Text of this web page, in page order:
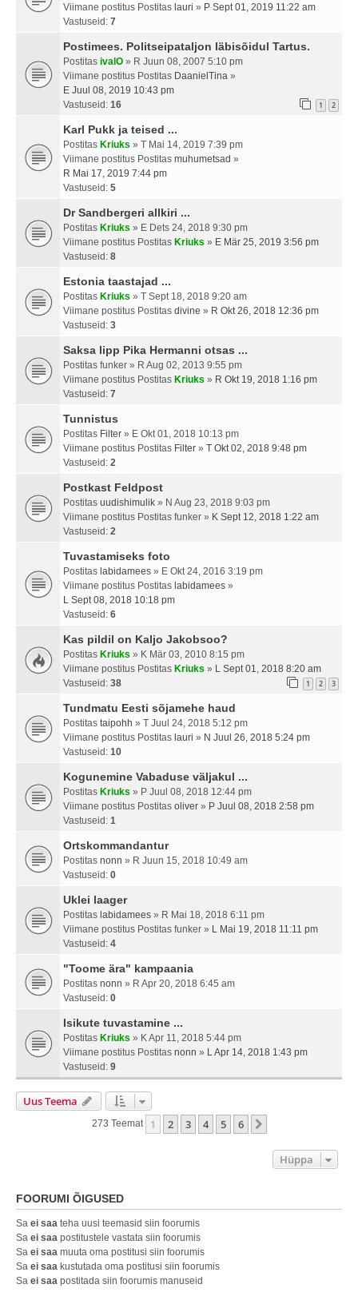
Viimane postitus Postitas lauri » P Sept 01, 2019 11:22 am
Vastuseid: 7
Postimees. Politseipataljon läbisõidul Tartus.
Postitas ivalO » R Juun 08, 2007 5:10 pm
Viimane postitus Postitas DaanielTina »
E Juul 08, 2019 10:43 pm
Vastuseid: 16 1 2
Karl Pukk ja teised ...
Postitas Kriuks » T Mai 14, 2019 7:39 pm
Viimane postitus Postitas muhumetsad »
R Mai 17, 2019 7:44 pm
Vastuseid: 5
Dr Sandbergeri allkiri ...
Postitas Kriuks » E Dets 24, 2018 9:30 pm
Viimane postitus Postitas Kriuks » E Mär 25, 2019 3:56 pm
Vastuseid: 8
Estonia taastajad ...
Postitas Kriuks » T Sept 18, 2018 9:20 am
Viimane postitus Postitas divine » R Okt 26, 2018 12:36 pm
Vastuseid: 3
Saksa lipp Pika Hermanni otsas ...
Postitas funker » R Aug 02, 2013 9:55 pm
Viimane postitus Postitas Kriuks » R Okt 19, 2018 1:16 pm
Vastuseid: 7
Tunnistus
Postitas Filter » E Okt 01, 2018 10:13 pm
Viimane postitus Postitas Filter » T Okt 02, 2018 9:48 pm
Vastuseid: 2
Postkast Feldpost
Postitas uudishimulik » N Aug 23, 2018 9:03 pm
Viimane postitus Postitas funker » K Sept 12, 2018 1:22 am
Vastuseid: 2
Tuvastamiseks foto
Postitas labidamees » E Okt 24, 2016 3:19 pm
Viimane postitus Postitas labidamees »
L Sept 08, 2018 10:18 pm
Vastuseid: 6
Kas pildil on Kaljo Jakobsoo?
Postitas Kriuks » K Mär 03, 2010 8:15 pm
Viimane postitus Postitas Kriuks » L Sept 01, 2018 8:20 am
Vastuseid: 38 1 2 3
Tundmatu Eesti sõjamehe haud
Postitas taipohh » T Juul 24, 2018 5:12 pm
Viimane postitus Postitas lauri » N Juul 26, 2018 5:24 pm
Vastuseid: 10
Kogunemine Vabaduse väljakul ...
Postitas Kriuks » P Juul 08, 2018 12:44 pm
Viimane postitus Postitas oliver » P Juul 08, 2018 2:58 pm
Vastuseid: 1
Ortskommandantur
Postitas nonn » R Juun 15, 2018 10:49 am
Vastuseid: 0
Uklei laager
Postitas labidamees » R Mai 18, 2018 6:11 pm
Viimane postitus Postitas funker » L Mai 19, 2018 11:11 pm
Vastuseid: 4
"Toome ära" kampaania
Postitas nonn » R Apr 20, 2018 6:45 am
Vastuseid: 0
Isikute tuvastamine ...
Postitas Kriuks » K Apr 11, 2018 5:44 pm
Viimane postitus Postitas nonn » L Apr 14, 2018 1:43 pm
Vastuseid: 9
Uus Teema
273 Teemat 1 2 3 4 5 6
Hüppa
FOORUMI ÕIGUSED
Sa ei saa teha uusi teemasid siin foorumis
Sa ei saa postitustele vastata siin foorumis
Sa ei saa muuta oma postitusi siin foorumis
Sa ei saa kustutada oma postitusi siin foorumis
Sa ei saa postitada siin foorumis manuseid